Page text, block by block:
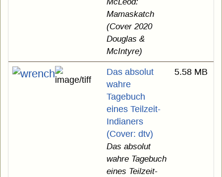
Mamaskatch
(Cover 2020
Douglas &
McIntyre)
Das absolut
wahre
Tagebuch
eines Teilzeit-
Indianers
(Cover: dtv)
Das absolut
wahre Tagebuch
eines Teilzeit-
5.58 MB